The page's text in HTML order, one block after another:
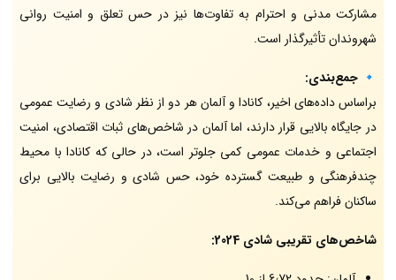
مشارکت مدنی و احترام به تفاوت‌ها نیز در حس تعلق و امنیت روانی
شهروندان تأثیرگذار است.
🔹 جمع‌بندی:
براساس داده‌های اخیر، کانادا و آلمان هر دو از نظر شادی و رضایت عمومی
در جایگاه بالایی قرار دارند، اما آلمان در شاخص‌های ثبات اقتصادی، امنیت
اجتماعی و خدمات عمومی کمی جلوتر است، در حالی که کانادا با محیط
چندفرهنگی و طبیعت گسترده خود، حس شادی و رضایت بالایی برای
ساکنان فراهم می‌کند.
شاخص‌های تقریبی شادی 2024: